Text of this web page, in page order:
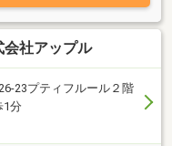
社アップル
23プティフルール２階
1分